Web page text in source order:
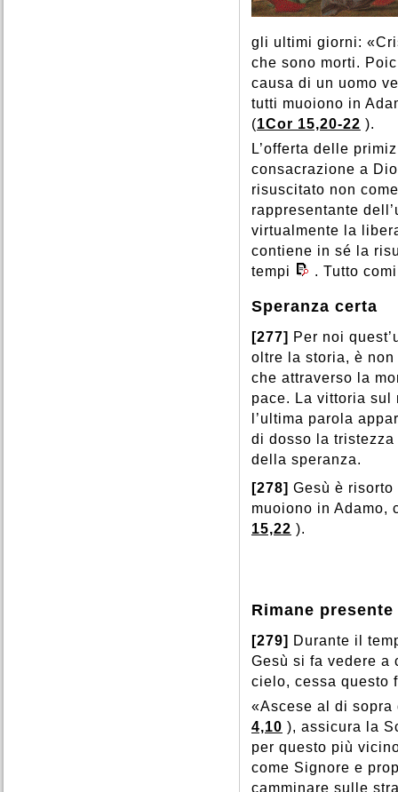
gli ultimi giorni:
che sono morti.
causa di un uomo
tutti muoiono in
(1Cor 15,20-22 ).
L’offerta delle
consacrazione a
risuscitato non
rappresentante
virtualmente la
contiene in sé la
tempi
. Tutto
Speranza certa
[277] Per noi
oltre la storia, è
che attraverso la
pace. La vittoria sul
l’ultima parola
di dosso la
della speranza.
[278] Gesù è risorto
muoiono in Adamo,
15,22 ).
Rimane presente
[279] Durante il
Gesù si fa vedere a
cielo, cessa questo
«Ascese al di
4,10 ), assicura la
per questo più
come Signore e
camminare sulle